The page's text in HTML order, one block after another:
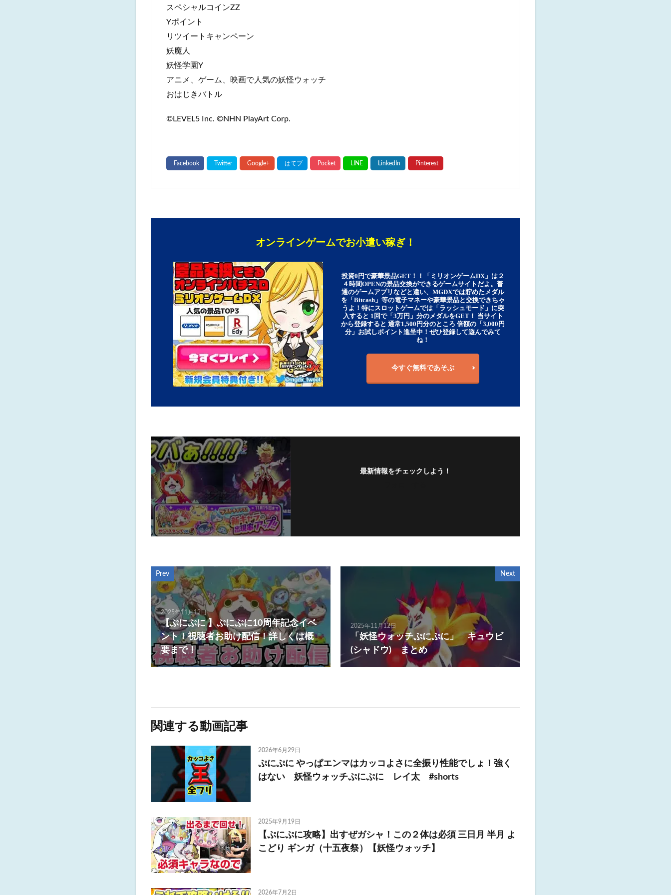
スペシャルコインZZ
Yポイント
リツイートキャンペーン
妖魔人
妖怪学園Y
アニメ、ゲーム、映画で人気の妖怪ウォッチ
おはじきバトル
©LEVEL5 Inc. ©NHN PlayArt Corp.
オンラインゲームでお小遣い稼ぎ！
投資0円で豪華景品GET！！「ミリオンゲームDX」は２
４時間OPENの景品交換ができるゲームサイトだよ。普
通のゲームアプリなどと違い、MGDXでは貯めたメダル
を「Bitcash」等の電子マネーや豪華景品と交換できちゃ
うよ！特にスロットゲームでは「ラッシュモード」に突
入すると 1回で「3万円」分のメダルをGET！ 当サイト
から登録すると 通常1,500円分のところ 倍額の「3,000円
分」お試しポイント進呈中！ぜひ登録して遊んでみて
ね！
今すぐ無料であそぶ
最新情報をチェックしよう！
Prev
2025年11月12日
【ぷにぷに 】ぷにぷに10周年記念イベ
ント！視聴者お助け配信！詳しくは概
要まで！
Next
2025年11月12日
「妖怪ウォッチぷにぷに」 キュウビ
(シャドウ) まとめ
関連する動画記事
2026年6月29日
ぷにぷに やっぱエンマはカッコよさに全振り性能でしょ！強く
はない 妖怪ウォッチぷにぷに レイ太 #shorts
2025年9月19日
【ぷにぷに攻略】出すぜガシャ！この２体は必須 三日月 半月 よ
こどり ギンガ（十五夜祭）【妖怪ウォッチ】
2026年7月2日